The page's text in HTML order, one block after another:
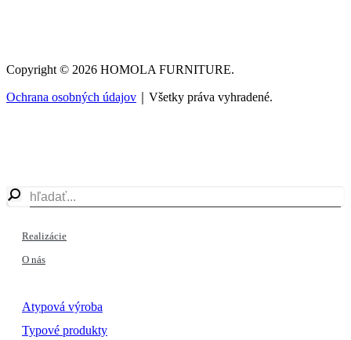
Copyright © 2026 HOMOLA FURNITURE.
Ochrana osobných údajov ｜Všetky práva vyhradené.
Realizácie
O nás
Atypová výroba
Typové produkty